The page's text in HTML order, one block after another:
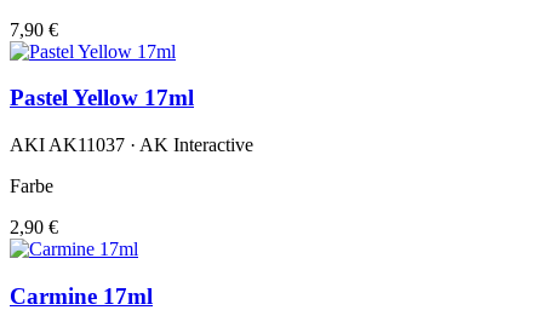
7,90 €
Pastel Yellow 17ml
AKI AK11037 · AK Interactive
Farbe
2,90 €
Carmine 17ml